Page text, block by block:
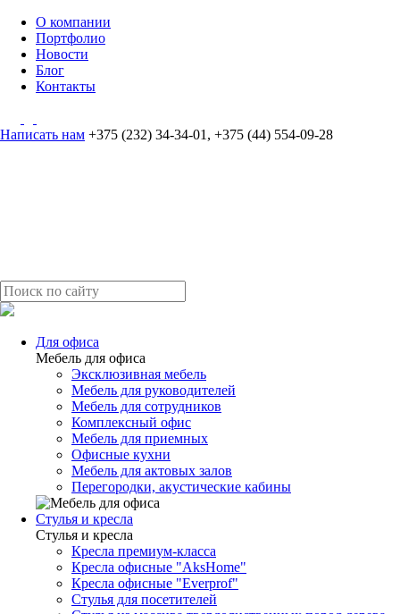
О компании
Портфолио
Новости
Блог
Контакты
Написать нам +375 (232) 34-34-01 , +375 (44) 554-09-28
Для офиса
Мебель для офиса
Эксклюзивная мебель
Мебель для руководителей
Мебель для сотрудников
Комплексный офис
Мебель для приемных
Офисные кухни
Мебель для актовых залов
Перегородки, акустические кабины
Стулья и кресла
Стулья и кресла
Кресла премиум-класса
Кресла офисные "AksHome"
Кресла офисные "Everprof"
Стулья для посетителей